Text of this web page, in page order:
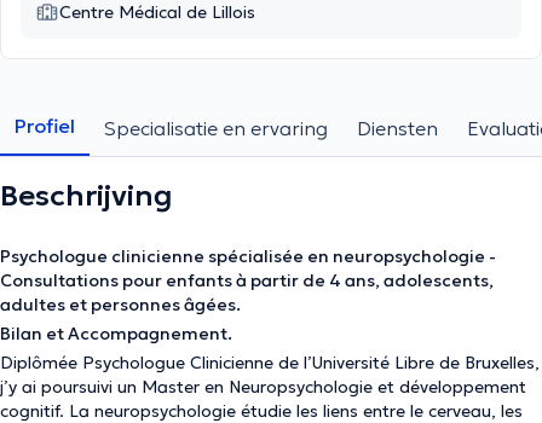
Centre Médical de Lillois
Profiel Specialisatie en ervaring Diensten
Beschrijving
Psychologue clinicienne spécialisée en neuropsychologie -
Consultations pour enfants à partir de 4 ans, adolescents,
adultes et personnes âgées.
Bilan et Accompagnement.
Diplômée Psychologue Clinicienne de l’Université Libre de Bruxelles,
j’y ai poursuivi un Master en Neuropsychologie et développement
cognitif. La neuropsychologie étudie les liens entre le cerveau, les